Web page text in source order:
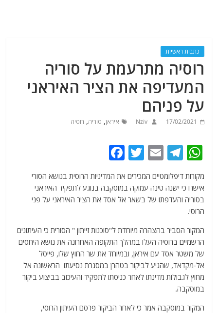
כתבות ראשיות
רוסיה מתרעמת על סוריה
המעדיפה את הציר האיראני
על פניהם
17/02/2021
Nziv איראן, סוריה, רוסיה
W
at
s
p
p
T
e
g
m
E
ai
l
T
itt
er
c
e
o
o
k
מקורות דיפלומטיים המכירים את המדיניות הרוסית בנושא הסורי
אישרו כי ישנה טינה עמוקה במוסקבה בנוגע לתפקיד האיראני
בסוריה והעדפתו של בשאר אל אסד את הציר האיראני על פני
הרוסי.
המקור הסביר בהצהרה מיוחדת ל"סוכנות זייתון " הסורית כי העיתונים
הרשמיים ברוסיה העלו במהלך התקופה האחרונה את נושא היחסים
של משטר אסד עם איראן, ובמיוחד את שר החוץ שלו, פייסל
אל-מקדאד, שהגיע לביקור בטהרן במסגרת נסיעתו הראשונה אל
מחוץ לגבולות מדינתו לאחר כניסתו לתפקיד והעיכוב בביצוע ביקור
במוסקבה.
המקור במוסקבה אמר כי לאחר הביקור פרסם העיתון הרוסי,